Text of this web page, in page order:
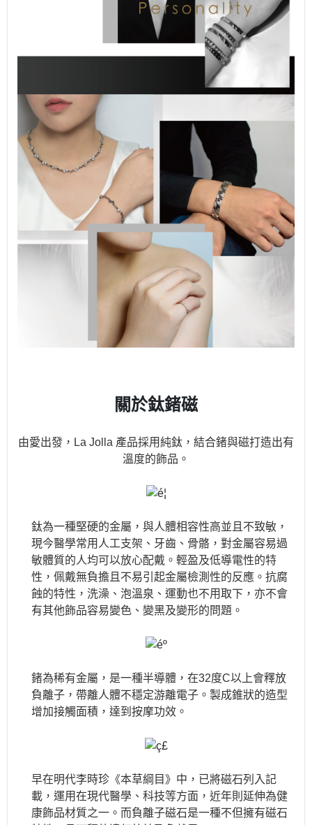
關於鈦鍺磁
由愛出發，La Jolla 產品採用純鈦，結合鍺與磁打造出有
溫度的飾品。
鈦為一種堅硬的金屬，與人體相容性高並且不致敏，
現今醫學常用人工支架、牙齒、骨骼，對金屬容易過
敏體質的人均可以放心配戴。輕盈及低導電性的特
性，佩戴無負擔且不易引起金屬檢測性的反應。抗腐
蝕的特性，洗澡、泡溫泉、運動也不用取下，亦不會
有其他飾品容易變色、變黑及變形的問題。
鍺為稀有金屬，是一種半導體，在32度C以上會釋放
負離子，帶離人體不穩定游離電子。製成錐狀的造型
增加接觸面積，達到按摩功效。
早在明代李時珍《本草綱目》中，已將磁石列入記
載，運用在現代醫學、科技等方面，近年則延伸為健
康飾品材質之一。而負離子磁石是一種不但擁有磁石